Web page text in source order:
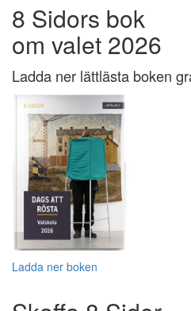
8 Sidors bok
om valet 2026
Ladda ner lättlästa boken
Ladda ner boken